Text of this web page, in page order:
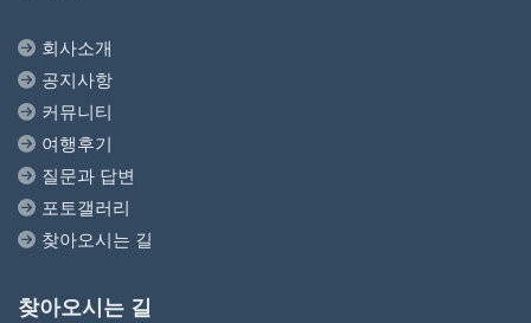
회사소개
공지사항
커뮤니티
여행후기
질문과 답변
포토갤러리
찾아오시는 길
찾아오시는 길